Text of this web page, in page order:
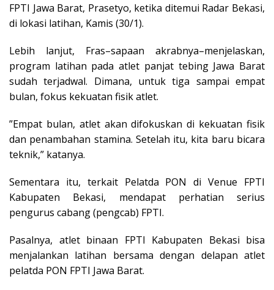
FPTI Jawa Barat, Prasetyo, ketika ditemui Radar Bekasi,
di lokasi latihan, Kamis (30/1).
Lebih lanjut, Fras–sapaan akrabnya–menjelaskan,
program latihan pada atlet panjat tebing Jawa Barat
sudah terjadwal. Dimana, untuk tiga sampai empat
bulan, fokus kekuatan fisik atlet.
”Empat bulan, atlet akan difokuskan di kekuatan fisik
dan penambahan stamina. Setelah itu, kita baru bicara
teknik,” katanya.
Sementara itu, terkait Pelatda PON di Venue FPTI
Kabupaten Bekasi, mendapat perhatian serius
pengurus cabang (pengcab) FPTI.
Pasalnya, atlet binaan FPTI Kabupaten Bekasi bisa
menjalankan latihan bersama dengan delapan atlet
pelatda PON FPTI Jawa Barat.